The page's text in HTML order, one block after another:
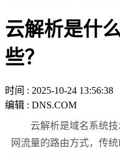
云解析是什
些？
时间 : 2025-10-24 13:56:38
编辑 : DNS.COM
云解析是域名系统
网流量的路由方式，传统